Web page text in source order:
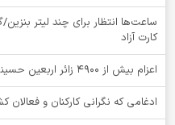
ساعت‌ها انتظار برای چند لیتر
کارت آزاد
اعزام بیش از 4900 زائر اربعین حسینی از خراسان جنوبی
ادغامی که نگرانی کارکنان و فعالان